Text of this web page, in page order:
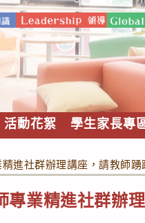
活動花絮 學生家長專
進社群辦理講座，請教師踴
專業精進社群辦